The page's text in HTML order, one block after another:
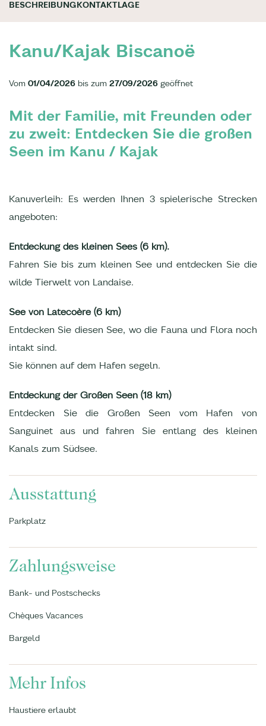
BESCHREIBUNGKONTAKTLAGE
Kanu/Kajak Biscanoë
Vom 01/04/2026 bis zum 27/09/2026 geöffnet
Mit der Familie, mit Freunden oder
zu zweit: Entdecken Sie die großen
Seen im Kanu / Kajak
Kanuverleih: Es werden Ihnen 3 spielerische Strecken
angeboten:
Entdeckung des kleinen Sees (6 km).
Fahren Sie bis zum kleinen See und entdecken Sie die
wilde Tierwelt von Landaise.
See von Latecoère (6 km)
Entdecken Sie diesen See, wo die Fauna und Flora noch
intakt sind.
Sie können auf dem Hafen segeln.
Entdeckung der Großen Seen (18 km)
Entdecken Sie die Großen Seen vom Hafen von
Sanguinet aus und fahren Sie entlang des kleinen
Kanals zum Südsee.
Ausstattung
Parkplatz
Zahlungsweise
Bank- und Postschecks
Chèques Vacances
Bargeld
Mehr Infos
Haustiere erlaubt